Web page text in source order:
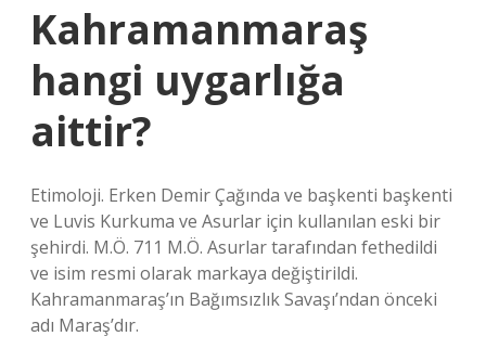
Kahramanmaraş
hangi uygarlığa
aittir?
Etimoloji. Erken Demir Çağında ve başkenti başkenti
ve Luvis Kurkuma ve Asurlar için kullanılan eski bir
şehirdi. M.Ö. 711 M.Ö. Asurlar tarafından fethedildi
ve isim resmi olarak markaya değiştirildi.
Kahramanmaraş’ın Bağımsızlık Savaşı’ndan önceki
adı Maraş’dır.